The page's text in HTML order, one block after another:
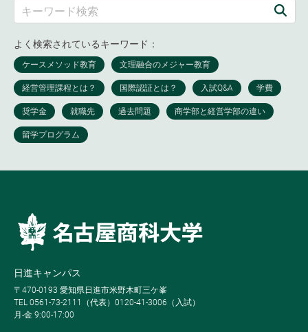
よく検索されているキーワード：
日進キャンパス
〒470-0193 愛知県日進市米野木町三ケ峯
TEL 0561-73-2111（代表）0120-41-3006（入試）
月-金 9:00-17:00